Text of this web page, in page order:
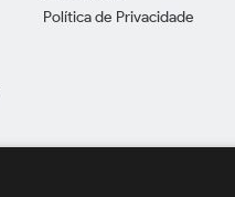
Política de Privacidade